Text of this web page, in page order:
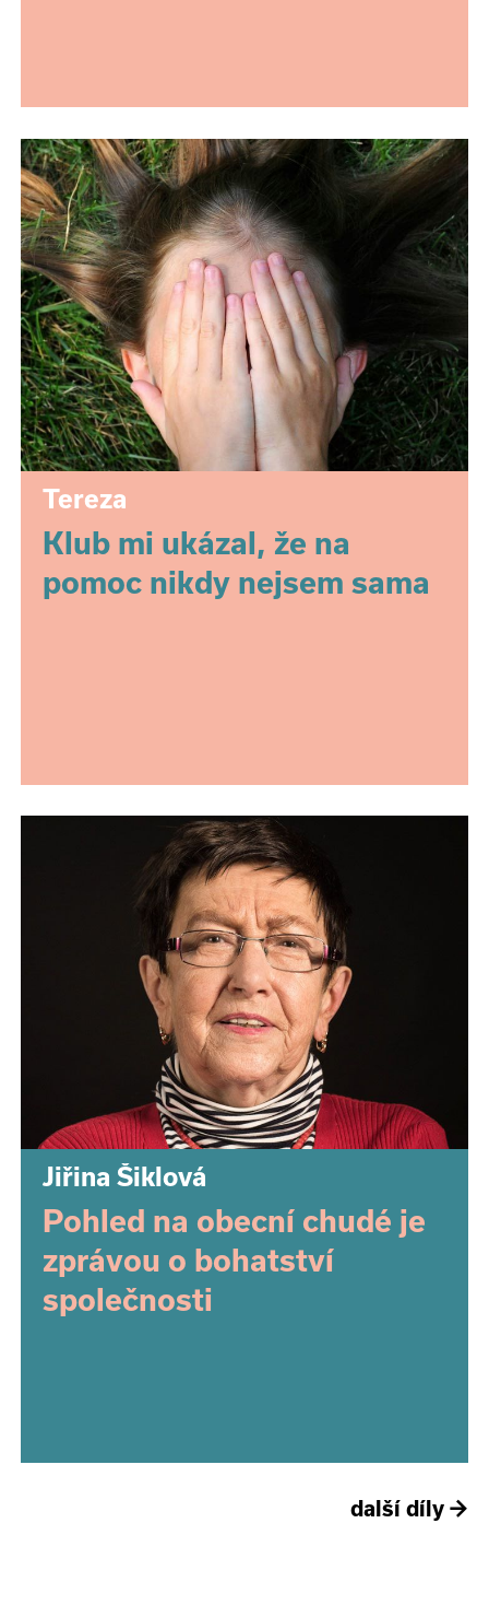
Tereza
Klub mi ukázal, že na
pomoc nikdy nejsem sama
Jiřina Šiklová
Pohled na obecní chudé je
zprávou o bohatství
společnosti
další díly →